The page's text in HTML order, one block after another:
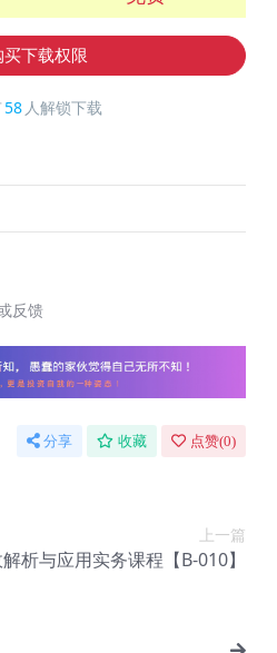
买下载权限
58 人解锁下载
反馈
分享 收藏 点赞(0)
上一篇
析与应用实务课程【B-010】